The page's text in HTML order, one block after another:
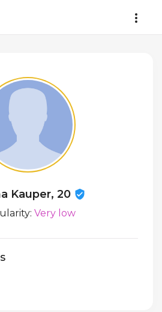
Kauper, 20
Very low